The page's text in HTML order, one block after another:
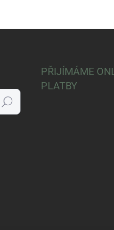
Hledat
PŘIJÍMÁME
PLATBY